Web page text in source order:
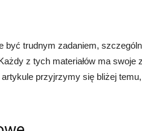
być trudnym zadaniem,
z tych materiałów ma swoje
przyjrzymy się bliżej